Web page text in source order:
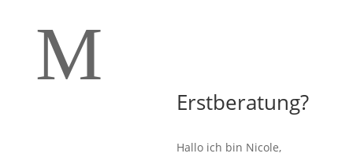
M
Erstberatung?
Hallo ich bin Nicole,